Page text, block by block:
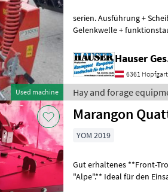
Used machine
serien. Ausführung +
Gelenkwelle + funktionstauglich Mower bar: Discs, type of disc mower:
Hauser
6361
Hay and forage
Marangon
YOM 2019
Gut erhaltenes **Front-
"Alpe".** Ideal für den